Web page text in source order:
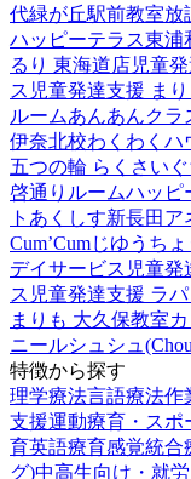
代緑が丘駅前教室放
ハッピーテラス東浦
るり 東海道店児童
ス 児童発達支援 ま
ルームあんあんクラ
伊奈北校わくわくハ
五つの輪 らくさい
啓通りルームハッピ
トあくしす新長田 ア
Cum’Cumじゆうち
デイサービス 児童発
ス 児童発達支援 ラ
まりも 大久保教室
ニールシュシュ
特徴から探す
理学療法言語療法作
支援運動療育・スポ
育英語療育感覚統合
グ)中高生向け・就